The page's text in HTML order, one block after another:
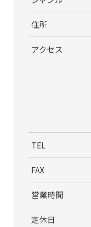
住所
アクセス
TEL
FAX
営業時間
定休日